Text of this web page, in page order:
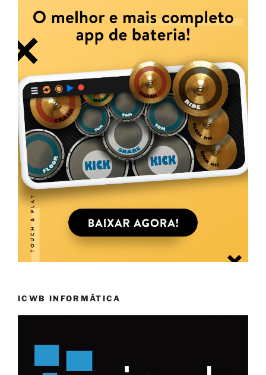
ICWB INFORMÁTICA